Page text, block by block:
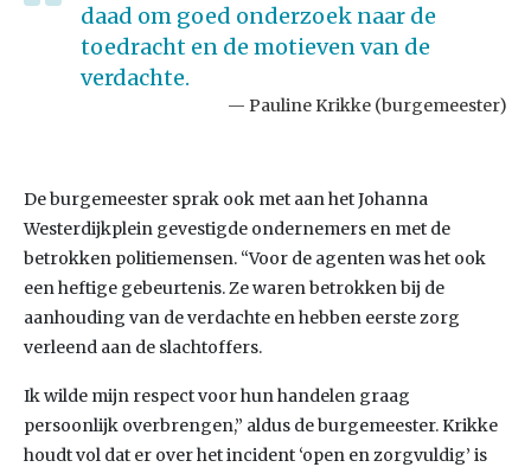
daad om goed onderzoek naar de
toedracht en de motieven van de
verdachte.
Pauline Krikke (burgemeester)
De burgemeester sprak ook met aan het Johanna
Westerdijkplein gevestigde ondernemers en met de
betrokken politiemensen. “Voor de agenten was het ook
een heftige gebeurtenis. Ze waren betrokken bij de
aanhouding van de verdachte en hebben eerste zorg
verleend aan de slachtoffers.
Ik wilde mijn respect voor hun handelen graag
persoonlijk overbrengen,” aldus de burgemeester. Krikke
houdt vol dat er over het incident ‘open en zorgvuldig’ is